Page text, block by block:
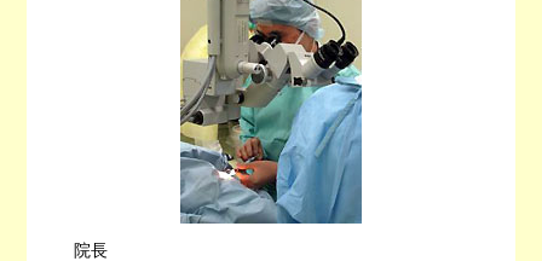
院長